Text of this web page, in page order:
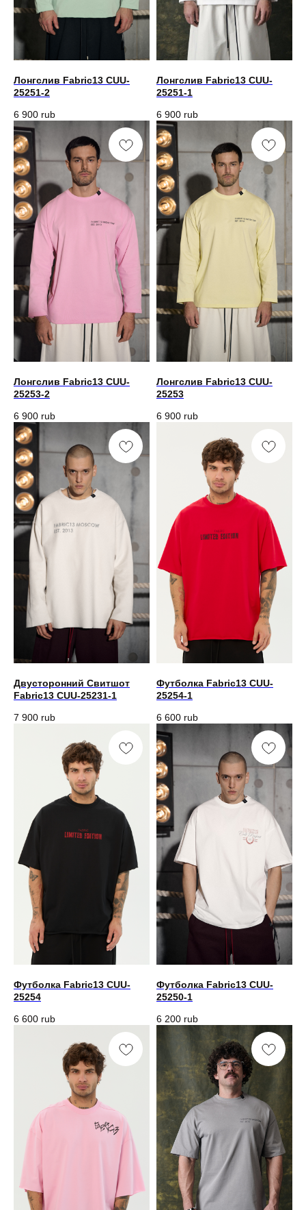
Лонгслив Fabric13 CUU-
25251-2
6 900 rub
Лонгслив Fabric13 CUU-
25251-1
6 900 rub
Лонгслив Fabric13 CUU-
25253-2
6 900 rub
Лонгслив Fabric13 CUU-
25253
6 900 rub
Двусторонний Свитшот
Fabric13 CUU-25231-1
7 900 rub
Футболка Fabric13 CUU-
25254-1
6 600 rub
Футболка Fabric13 CUU-
25254
6 600 rub
Футболка Fabric13 CUU-
25250-1
6 200 rub